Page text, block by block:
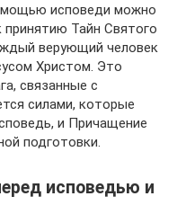
исповеди можно
принятию Тайн Святого
верующий человек
Христом. Это
связанные с
силами, которые
и Причащение
подготовки.
исповедью и